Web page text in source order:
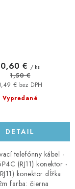
Vypredané
€ bez DPH
0,60 € / ks
1,50 €
DETAIL
telefónny kábel -
(RJ11) konektor -
konektor dĺžka:
farba: čierna